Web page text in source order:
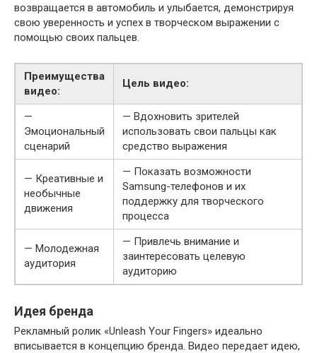
возвращается в автомобиль и улыбается, демонстрируя
свою уверенность и успех в творческом выражении с
помощью своих пальцев.
Преимущества
видео:
Цель видео:
—
Эмоциональный
сценарий
— Вдохновить зрителей
использовать свои пальцы как
средство выражения
— Креативные и
необычные
движения
— Показать возможности
Samsung-телефонов и их
поддержку для творческого
процесса
— Молодежная
аудитория
— Привлечь внимание и
заинтересовать целевую
аудиторию
Идея бренда
Рекламный ролик «Unleash Your Fingers» идеально
вписывается в концепцию бренда. Видео передает идею,